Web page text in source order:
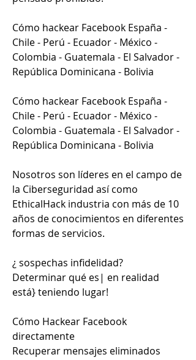
Cómo hackear Facebook España -
Chile - Perú - Ecuador - México -
Colombia - Guatemala - El Salvador -
República Dominicana - Bolivia
Cómo hackear Facebook España -
Chile - Perú - Ecuador - México -
Colombia - Guatemala - El Salvador -
República Dominicana - Bolivia
Nosotros son líderes en el campo de
la Ciberseguridad así como
EthicalHack industria con más de 10
años de conocimientos en diferentes
formas de servicios.
¿ sospechas infidelidad?
Determinar qué es| en realidad
está} teniendo lugar!
Cómo Hackear Facebook
directamente
Recuperar mensajes eliminados